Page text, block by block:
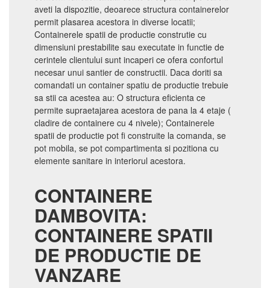
aveti la dispozitie, deoarece structura containerelor
permit plasarea acestora in diverse locatii;
Containerele spatii de productie construtie cu
dimensiuni prestabilite sau executate in functie de
cerintele clientului sunt incaperi ce ofera confortul
necesar unui santier de constructii. Daca doriti sa
comandati un container spatiu de productie trebuie
sa stii ca acestea au: O structura eficienta ce
permite supraetajarea acestora de pana la 4 etaje (
cladire de containere cu 4 nivele); Containerele
spatii de productie pot fi construite la comanda, se
pot mobila, se pot compartimenta si pozitiona cu
elemente sanitare in interiorul acestora.
CONTAINERE
DAMBOVITA:
CONTAINERE SPATII
DE PRODUCTIE DE
VANZARE